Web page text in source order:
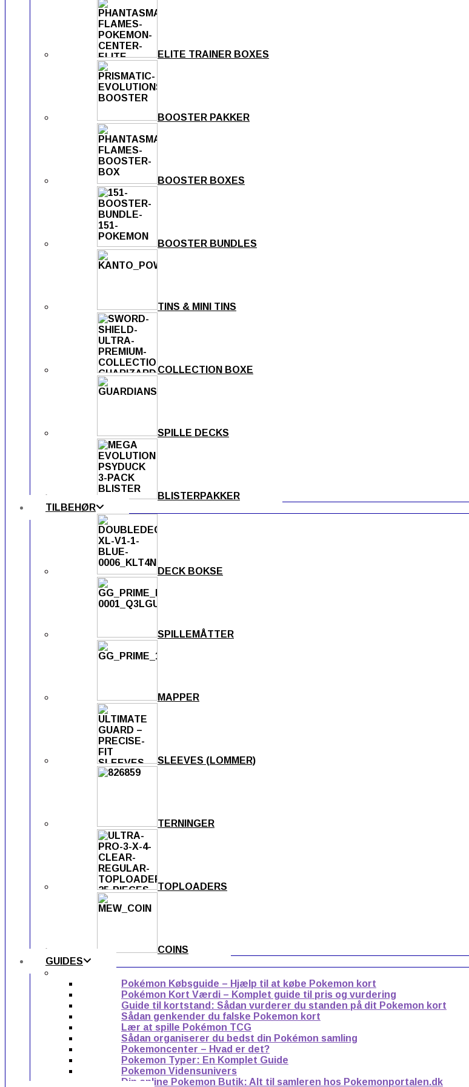
ELITE TRAINER BOXES
BOOSTER PAKKER
BOOSTER BOXES
BOOSTER BUNDLES
TINS & MINI TINS
COLLECTION BOXE
SPILLE DECKS
BLISTERPAKKER
TILBEHØR
DECK BOKSE
SPILLEMÅTTER
MAPPER
SLEEVES (LOMMER)
TERNINGER
TOPLOADERS
COINS
GUIDES
Pokémon Købsguide – Hjælp til at købe Pokemon kort
Pokémon Kort Værdi – Komplet guide til pris og vurdering
Guide til kortstand: Sådan vurderer du standen på dit Pokemon kort
Sådan genkender du falske Pokemon kort
Lær at spille Pokémon TCG
Sådan organiserer du bedst din Pokémon samling
Pokemoncenter – Hvad er det?
Pokemon Typer: En Komplet Guide
Pokemon Vidensunivers
Din online Pokemon Butik: Alt til samleren hos Pokemonportalen.dk